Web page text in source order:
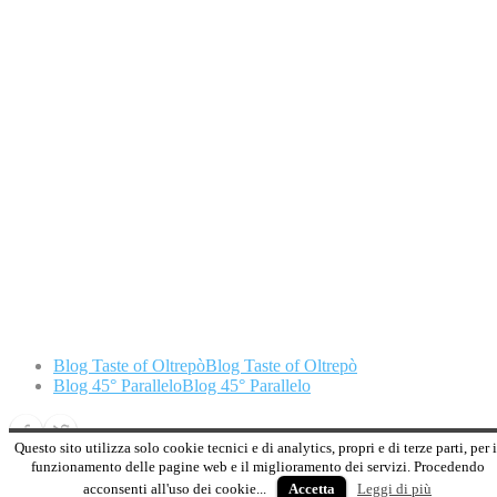
Blog Taste of OltrepòBlog Taste of Oltrepò
Blog 45° ParalleloBlog 45° Parallelo
Elegant Themes | Powered byWordPress
Questo sito utilizza solo cookie tecnici e di analytics, propri e di terze parti, per
funzionamento delle pagine web e il miglioramento dei servizi. Procedendo
acconsenti all'uso dei cookie...
Accetta Leggi di più